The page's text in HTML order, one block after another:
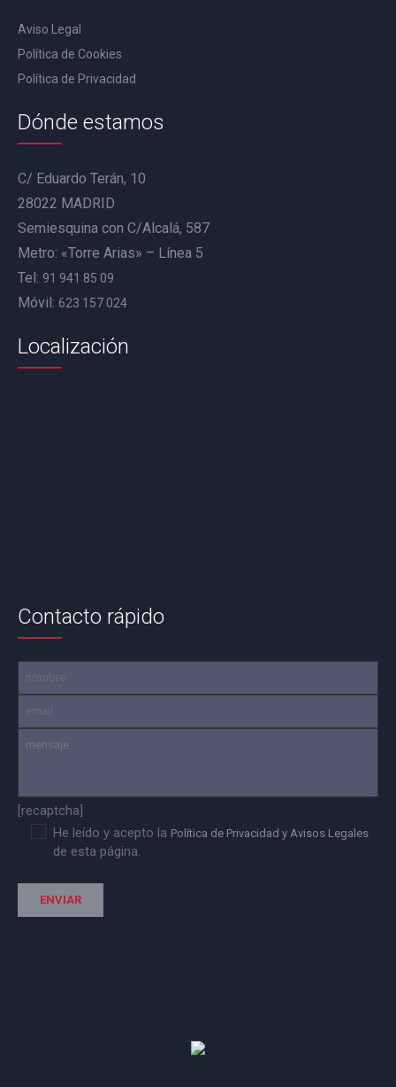
Aviso Legal
Política de Cookies
Política de Privacidad
Dónde estamos
C/ Eduardo Terán, 10
28022 MADRID
Semiesquina con C/Alcalá, 587
Metro: «Torre Arias» – Línea 5
Tel: 91 941 85 09
Móvil: 623 157 024
Localización
Contacto rápido
[recaptcha]
He leído y acepto la Política de Privacidad y Avisos Legales
de esta página.